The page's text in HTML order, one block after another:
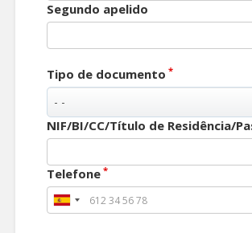
Segundo apelido
Tipo de documento *
NIF/BI/CC/Título de Residência/
Telefone *